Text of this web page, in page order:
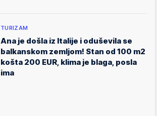
TURIZAM
Ana je došla iz Italije i oduševila se
balkanskom zemljom! Stan od 100 m2
košta 200 EUR, klima je blaga, posla
ima